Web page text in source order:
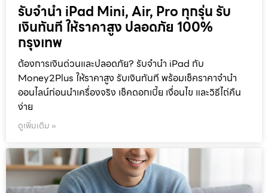
รับจำนำ iPad Mini, Air, Pro ทุกรุ่น รับ
เงินทันที ให้ราคาสูง ปลอดภัย 100%
กรุงเทพ
ต้องการเงินด่วนและปลอดภัย? รับจำนำ iPad กับ
Money2Plus ให้ราคาสูง รับเงินทันที พร้อมเช็คราคาจำนำ
ออนไลน์ก่อนนำเครื่องจริง เช็คดอกเบี้ย เงื่อนไข และวิธีไถ่คืน
ง่าย
ดูเพิ่มเติม »